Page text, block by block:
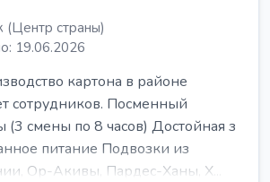
(Центр страны)
19.06.2026
картона в районе
сотрудников. Посменный
(3 смены по 8 часов) Достойная з
питание Подвозки из
Ор-Акивы, Пардес-Ханы, Х...